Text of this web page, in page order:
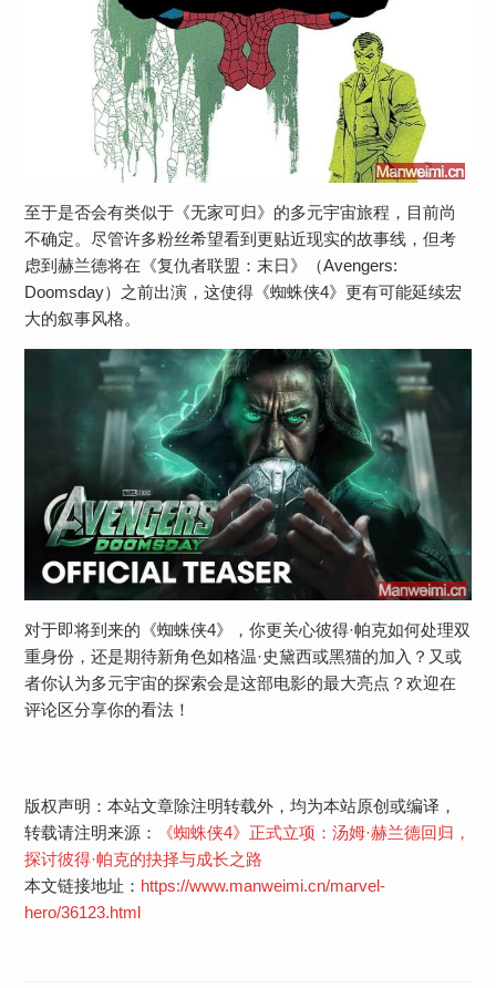
至于是否会有类似于《无家可归》的多元宇宙旅程，目前尚
不确定。尽管许多粉丝希望看到更贴近现实的故事线，但考
虑到赫兰德将在《复仇者联盟：末日》（Avengers:
Doomsday）之前出演，这使得《蜘蛛侠4》更有可能延续宏
大的叙事风格。
对于即将到来的《蜘蛛侠4》，你更关心彼得·帕克如何处理双
重身份，还是期待新角色如格温·史黛西或黑猫的加入？又或
者你认为多元宇宙的探索会是这部电影的最大亮点？欢迎在
评论区分享你的看法！
版权声明：本站文章除注明转载外，均为本站原创或编译，
转载请注明来源：
《蜘蛛侠4》正式立项：汤姆·赫兰德回归，
探讨彼得·帕克的抉择与成长之路
本文链接地址： https://www.manweimi.cn/marvel-
hero/36123.html